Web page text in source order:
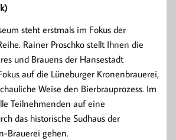
steht erstmals im Fokus der
Rainer Proschko stellt Ihnen die
und Brauens der Hansestadt
auf die Lüneburger Kronenbrauerei,
Weise den Bierbrauprozess. Im
Teilnehmenden auf eine
das historische Sudhaus der
Brauerei gehen.